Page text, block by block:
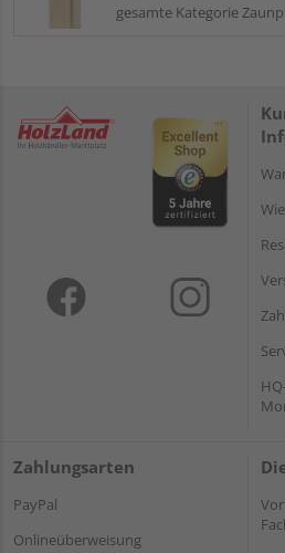
gesamte Kategorie
Zahlungsarten
PayPal
Onlineüberweisung